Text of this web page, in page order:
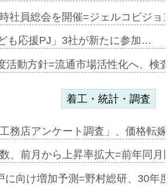
社員総会を開催=ジェルコビジ
も応援PJ」3社が新たに参加…
活動方針=流通市場活性化へ、検
着工・統計・調査
務店アンケート調査」、価格転
、前月から上昇率拡大=前年同
に向け増加予測=野村総研、30年